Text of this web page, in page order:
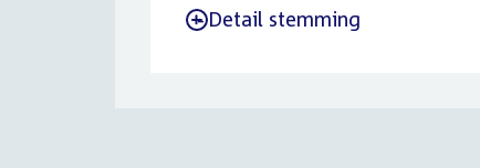
- Detail stemming